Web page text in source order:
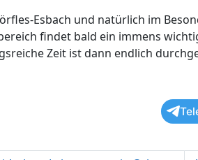
Esbach und natürlich im
findet bald ein immens
Zeit ist dann endlich